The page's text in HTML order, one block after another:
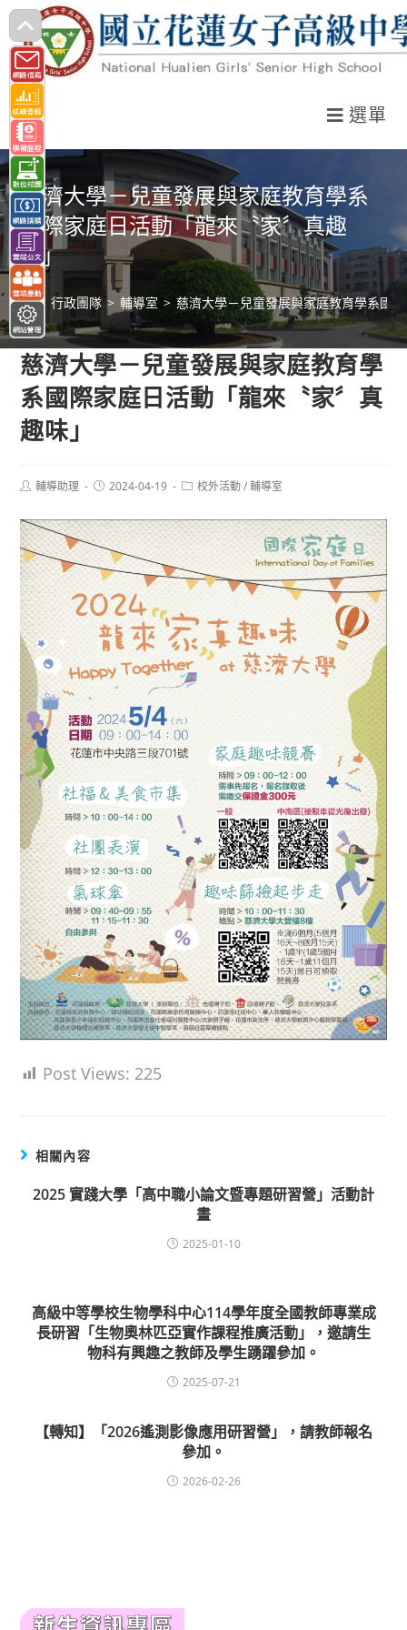
跳
轉
至
主
要
內
容
選單
慈濟大學－兒童發展與家庭教育學系
國際家庭日活動「龍來〝家〞真趣
味」
> 行政團隊 > 輔導室 > 慈濟大學－兒童發展與家庭教育學系國
慈濟大學－兒童發展與家庭教育學
系國際家庭日活動「龍來〝家〞真
趣味」
Post輔導助理
Post2024-04-19
Post校外活動 / 輔導室
Post Views: 225
相關內容
2025 實踐大學「高中職小論文暨專題研習營」活動計
畫
2025-01-10
高級中等學校生物學科中心114學年度全國教師專業成
長研習「生物奧林匹亞實作課程推廣活動」，邀請生
物科有興趣之教師及學生踴躍參加。
2025-07-21
【轉知】「2026遙測影像應用研習營」，請教師報名
參加。
2026-02-26